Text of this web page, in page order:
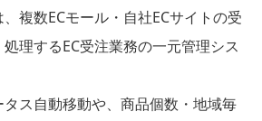
、複数ECモール・自社ECサイトの受
理するEC受注業務の一元管理シス
ス自動移動や、商品個数・地域毎